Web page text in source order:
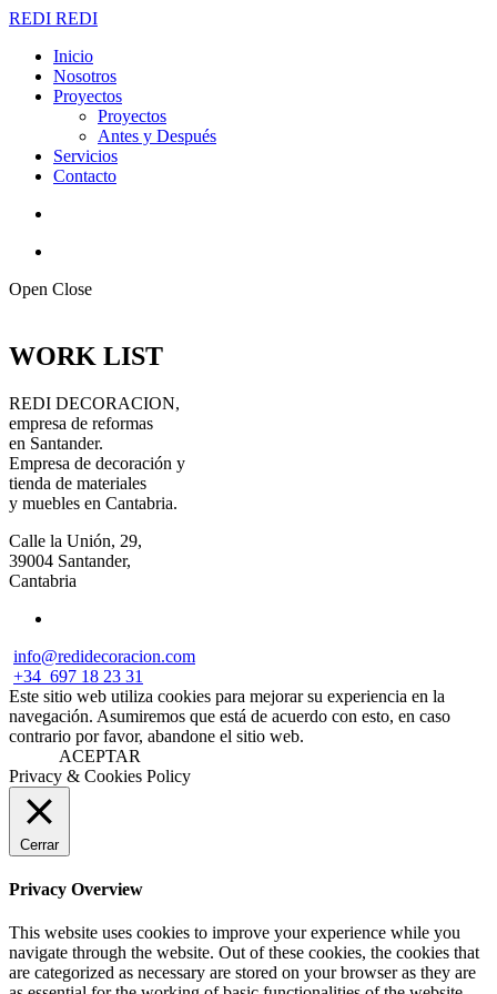
REDI REDI
Inicio
Nosotros
Proyectos
Proyectos
Antes y Después
Servicios
Contacto
Open Close
WORK LIST
REDI DECORACION,
empresa de reformas
en Santander.
Empresa de decoración y
tienda de materiales
y muebles en Cantabria.
Calle la Unión, 29,
39004 Santander,
Cantabria
info@redidecoracion.com
+34 697 18 23 31
Este sitio web utiliza cookies para mejorar su experiencia en la
navegación. Asumiremos que está de acuerdo con esto, en caso
contrario por favor, abandone el sitio web.
ACEPTAR
Privacy & Cookies Policy
Cerrar
Privacy Overview
This website uses cookies to improve your experience while you
navigate through the website. Out of these cookies, the cookies that
are categorized as necessary are stored on your browser as they are